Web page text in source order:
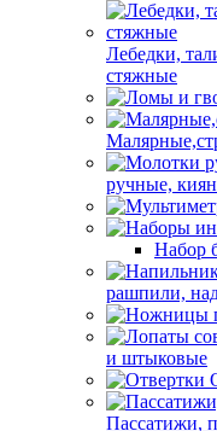
Лебедки,
стяжные
ручные,
Набор
рашпили,
и штыковые
Пассатижи,